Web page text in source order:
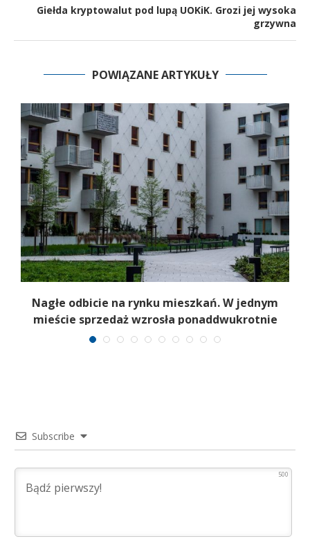
Giełda kryptowalut pod lupą UOKiK. Grozi jej wysoka
grzywna
POWIĄZANE ARTYKUŁY
Nagłe odbicie na rynku mieszkań. W jednym
mieście sprzedaż wzrosła ponaddwukrotnie
Subscribe
500